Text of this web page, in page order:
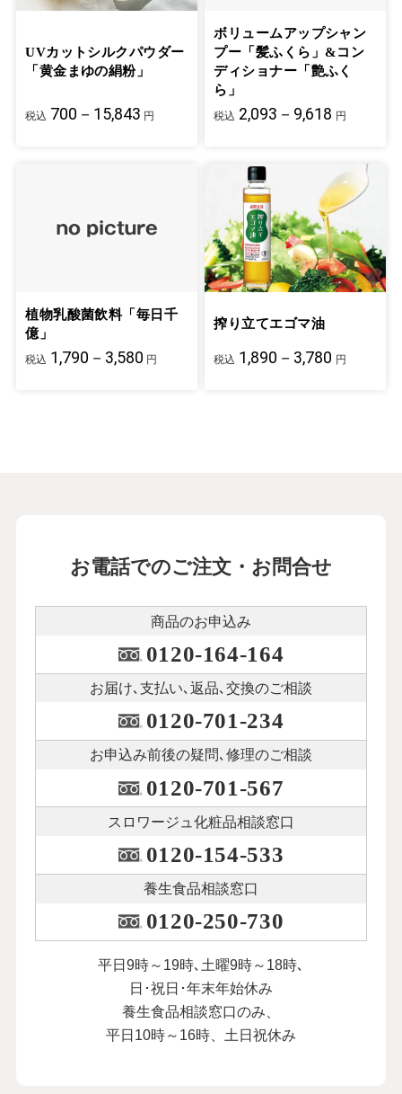
UVカットシルクパウダー
「黄金まゆの絹粉」
税込 700－15,843 円
ボリュームアップシャン
プー「髪ふくら」&コン
ディショナー「艶ふく
ら」
税込 2,093－9,618 円
植物乳酸菌飲料「毎日千
億」
税込 1,790－3,580 円
搾り立てエゴマ油
税込 1,890－3,780 円
お電話でのご注文・お問合せ
商品のお申込み
0120-164-164
お届け､支払い､ 返品､交換のご相談
0120-701-234
お申込み前後の疑問､修理のご相談
0120-701-567
スロワージュ化粧品相談窓口
0120-154-533
養生食品相談窓口
0120-250-730
平日9時～19時､土曜9時～18時､
日･祝日･年末年始休み
養生食品相談窓口のみ、
平日10時～16時、土日祝休み